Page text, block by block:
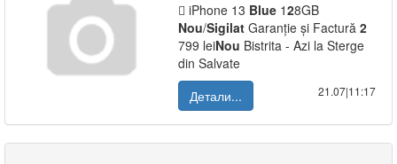
 iPhone 13 Blue 128GB
Nou/Sigilat Garanție și Factură 2
799 leiNou Bistrita - Azi la Sterge
din Salvate
Детали...
21.07|11:17